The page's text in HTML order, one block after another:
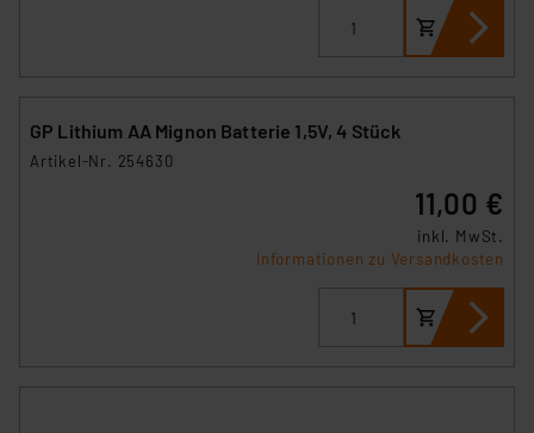
GP Lithium AA Mignon Batterie 1,5V, 4 Stück
Artikel-Nr. 254630
11,00 €
inkl. MwSt.
Informationen zu Versandkosten